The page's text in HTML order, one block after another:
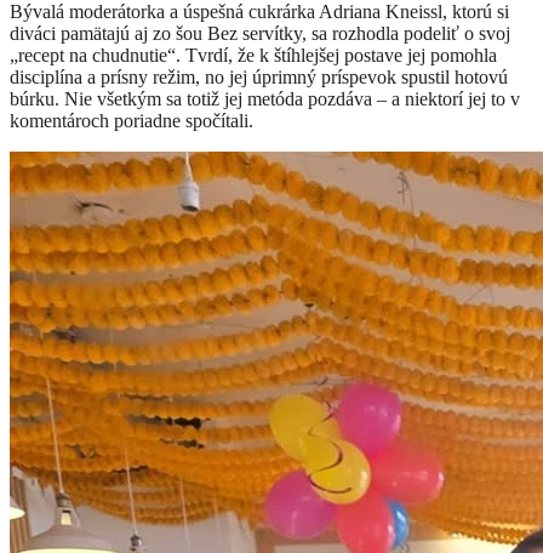
Bývalá moderátorka a úspešná cukrárka Adriana Kneissl, ktorú si
diváci pamätajú aj zo šou Bez servítky, sa rozhodla podeliť o svoj
„recept na chudnutie“. Tvrdí, že k štíhlejšej postave jej pomohla
disciplína a prísny režim, no jej úprimný príspevok spustil hotovú
búrku. Nie všetkým sa totiž jej metóda pozdáva – a niektorí jej to v
komentároch poriadne spočítali.